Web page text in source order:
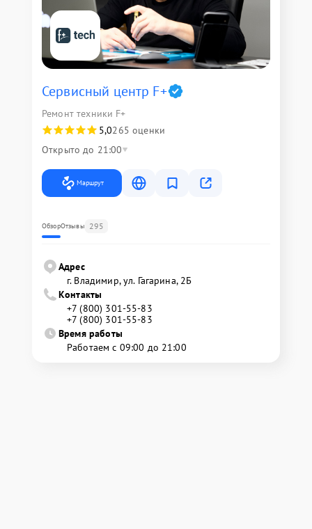
Сервисный центр F+
Ремонт техники F+
5,0265 оценки
Открыто до 21:00
Маршрут
ОбзорОтзывы 295
Адрес
г. Владимир, ул. Гагарина, 2Б
Контакты
+7 (800) 301-55-83
+7 (800) 301-55-83
Время работы
Работаем с 09:00 до 21:00